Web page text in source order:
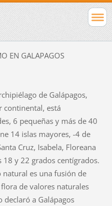
de Galápagos,
continental, está
6 pequeñas y más de 40
14 islas mayores, -4 de
Cruz, Isabela, Floreana
y 22 grados centígrados.
es una fusión de
de valores naturales
declaró a Galápagos